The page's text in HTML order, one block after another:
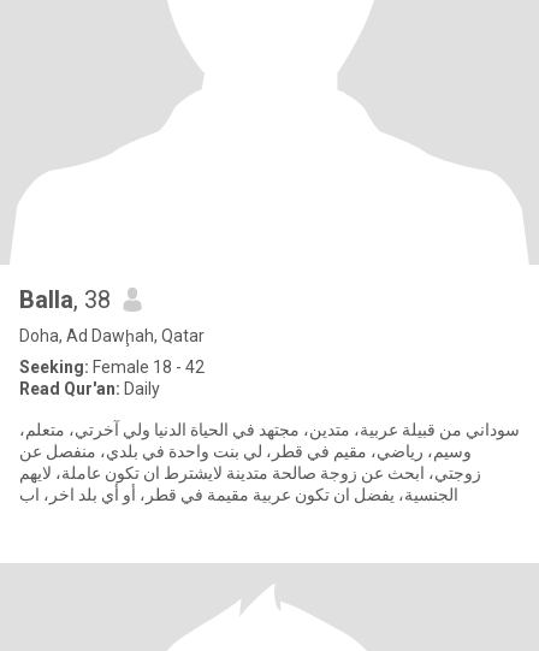
Balla, 38
Doha, Ad Dawḩah, Qatar
Seeking: Female 18 - 42
Read Qur'an: Daily
سوداني من قبيلة عربية، متدين، مجتهد في الحياة الدنيا ولي آخرتي، متعلم،
وسيم، رياضي، مقيم في قطر، لي بنت واحدة في بلدي، منفصل عن
زوجتي، ابحث عن زوجة صالحة متدينة لايشترط ان تكون عاملة، لايهم
الجنسية، يفضل ان تكون عربية مقيمة في قطر، أو أي بلد اخر، اب